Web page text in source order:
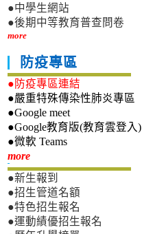
●中學生網站
●後期中等教育普查問卷
more
防疫專區
●防疫專區連結
●嚴重特殊傳染性肺炎專區
●Google meet
●Google教育版(教育雲登入)
●微軟 Teams
more新生專區
●新生報到
●招生管道名額
●特色招生報名
●運動績優招生報名